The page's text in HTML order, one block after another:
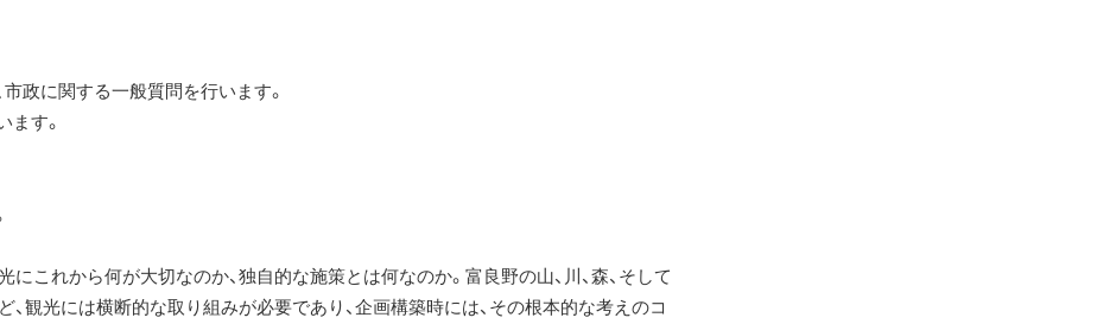
政に関する一般質問を行います。
す。
にこれから何が大切なのか、独自的な施策とは何なのか。富良野の山、川、森、そして
ど、観光には横断的な取り組みが必要であり、企画構築時には、その根本的な考えのコ